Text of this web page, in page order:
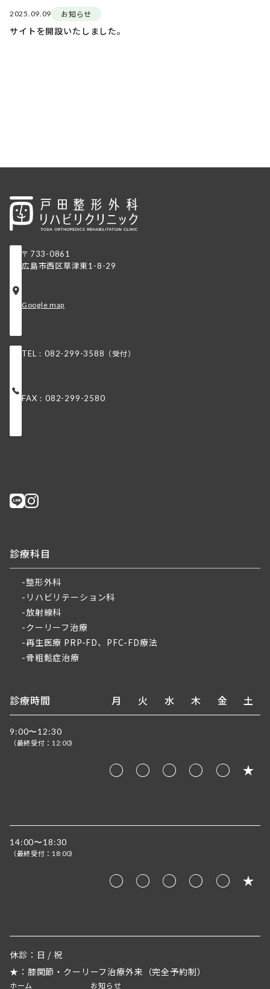
2025.09.09 お知らせ
サイトを開設いたしました。
〒733-0861
広島市⻄区草津東1-8-29
Google map
TEL：082-299-3588 （受付）
FAX：082-299-2580
診療科目
整形外科
リハビリテーション科
放射線科
クーリーフ治療
再生医療 PRP-FD、PFC-FD療法
骨粗鬆症治療
診療時間 月 火 水 木 金 土
9:00〜12:30
（最終受付： 12:00）
14:00〜18:30
（最終受付： 18:00）
休診：日 / 祝
★：膝関節・クーリーフ治療外来（完全予約制）
ホーム お知らせ